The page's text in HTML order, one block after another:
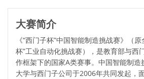
大赛简介
《“西门子杯”中国智能制造挑战赛》（
杯”工业自动化挑战赛），是教育部与西
作框架下的国家A类赛事。中国智能制
大学与西门子公司于2006年共同发起，